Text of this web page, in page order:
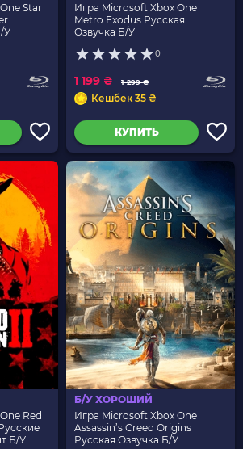
Star
У
Игра Microsoft Xbox One
Metro Exodus Русская
Озвучка Б/У
0
1 299 ₴
1 199 ₴
Кешбек 35 ₴
КУПИТЬ
Red
Б/У
Б/У ХОРОШИЙ
Игра Microsoft Xbox One
Assassin’s Creed Origins
Русская Озвучка Б/У